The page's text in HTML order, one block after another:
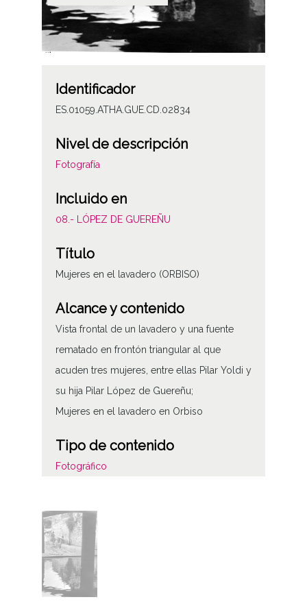
Identificador
ES.01059.ATHA.GUE.CD.02834
Nivel de descripción
Fotografía
Incluido en
08.- LÓPEZ DE GUEREÑU
Título
Mujeres en el lavadero (ORBISO)
Alcance y contenido
Vista frontal de un lavadero y una fuente
rematado en frontón triangular al que
acuden tres mujeres, entre ellas Pilar Yoldi y
su hija Pilar López de Guereñu;
Mujeres en el lavadero en Orbiso
Tipo de contenido
Fotográfico
Tipo de imagen: Positivos Imagen Final:
Plata;
B/N;
Fecha